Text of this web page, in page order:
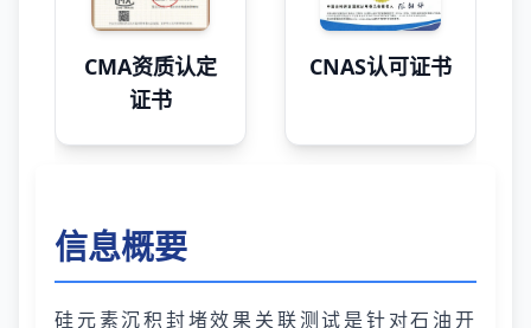
CMA资质认定
证书
CNAS认可证书
信息概要
硅元素沉积封堵效果关联测试是针对石油开